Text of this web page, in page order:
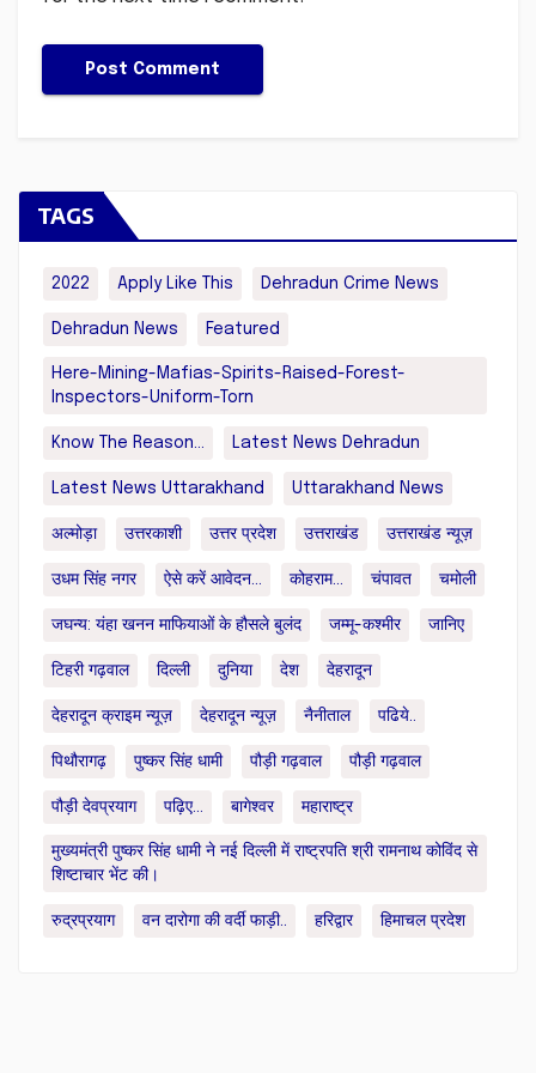
TAGS
2022 Apply Like This Dehradun Crime News
Dehradun News Featured
Here-Mining-Mafias-Spirits-Raised-Forest-
Inspectors-Uniform-Torn
Know The Reason... Latest News Dehradun
Latest News Uttarakhand Uttarakhand News
अल्मोड़ा उत्तरकाशी उत्तर प्रदेश उत्तराखंड उत्तराखंड न्यूज़
उधम सिंह नगर ऐसे करें आवेदन... कोहराम... चंपावत चमोली
जघन्य: यंहा खनन माफियाओं के हौसले बुलंद जम्मू-कश्मीर जानिए
टिहरी गढ़वाल दिल्ली दुनिया देश देहरादून
देहरादून क्राइम न्यूज़ देहरादून न्यूज़ नैनीताल पढिये..
पिथौरागढ़ पुष्कर सिंह धामी पौड़ी गढ़वाल पौड़ी गढ़वाल
पौड़ी देवप्रयाग पढ़िए... बागेश्वर महाराष्ट्र
मुख्यमंत्री पुष्कर सिंह धामी ने नई दिल्ली में राष्ट्रपति श्री रामनाथ कोविंद से
शिष्टाचार भेंट की।
रुद्रप्रयाग वन दारोगा की वर्दी फाड़ी.. हरिद्वार हिमाचल प्रदेश